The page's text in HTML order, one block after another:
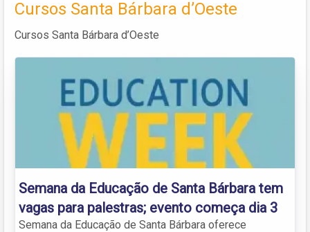
Cursos Santa Bárbara d’Oeste
Cursos Santa Bárbara d’Oeste
Semana da Educação de Santa Bárbara tem
vagas para palestras; evento começa dia 3
Semana da Educação de Santa Bárbara oferece